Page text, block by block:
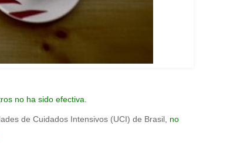
no ha sido efectiva.
de Cuidados Intensivos (UCI) de Brasil, no